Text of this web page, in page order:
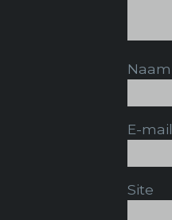
Naam
E-mail
Site